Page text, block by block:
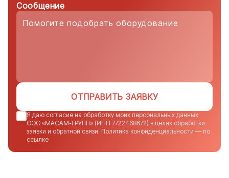
Сообщение
ОТПРАВИТЬ ЗАЯВКУ
Я даю согласие на обработку моих персональных данных
ООО «МАСАМ-ГРУПП» (ИНН 7722468672) в целях обработки
заявки и обратной связи. Политика конфиденциальности — по
ссылке